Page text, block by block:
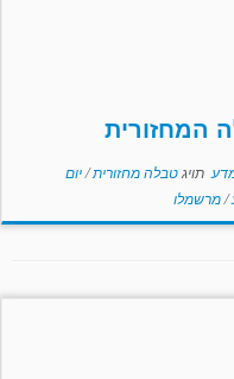
המחזורית
תויגטבלה מחזורית/יום
/מרשמלו